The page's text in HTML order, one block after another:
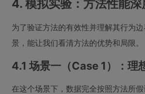
4. 模拟实验：方法性能深
为了验证方法的有效性并理解其行为
景，能让我们看清方法的优势和局限。
4.1 场景一（Case 1）：理
在这个场景下，数据完全按照方法所